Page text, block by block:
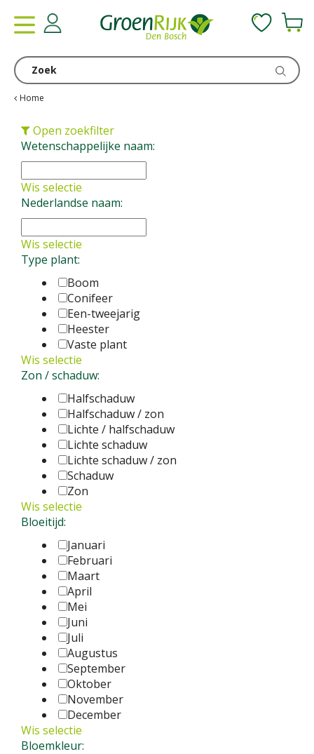
Home
Open zoekfilter
Wetenschappelijke naam:
Wis selectie
Nederlandse naam:
Wis selectie
Type plant:
Boom
Conifeer
Een-tweejarig
Heester
Vaste plant
Wis selectie
Zon / schaduw:
Halfschaduw
Halfschaduw / zon
Lichte / halfschaduw
Lichte schaduw
Lichte schaduw / zon
Schaduw
Zon
Wis selectie
Bloeitijd:
Januari
Februari
Maart
April
Mei
Juni
Juli
Augustus
September
Oktober
November
December
Wis selectie
Bloemkleur: